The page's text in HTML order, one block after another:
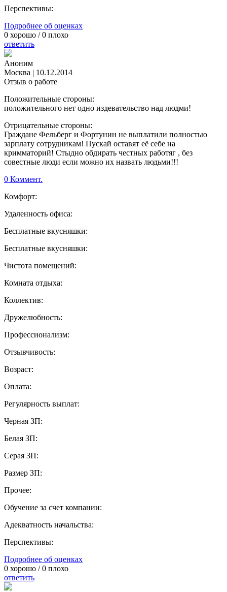
Перспективы:
Подробнее об оценках
0 хорошо /0 плохо
ответить
Аноним
Москва | 10.12.2014
Отзыв о работе
Положительные стороны:
положительного нет одно издевательство над людми!
Отрицательные стороны:
Граждане Фельберг и Фортунин не выплатили полностью
зарплату сотрудникам! Пускай оставят её себе на
кримматорий! Стыдно обдирать честных работяг , без
совестные люди если можно их назвать людьми!!!
0 Коммент.
Комфорт:
Удаленность офиса:
Бесплатные вкусняшки:
Бесплатные вкусняшки:
Чистота помещений:
Комната отдыха:
Коллектив:
Дружелюбность:
Профессионализм:
Отзывчивость:
Возраст:
Оплата:
Регулярность выплат:
Черная ЗП:
Белая ЗП:
Серая ЗП:
Размер ЗП:
Прочее:
Обучение за счет компании:
Адекватность начальства:
Перспективы:
Подробнее об оценках
0 хорошо /0 плохо
ответить